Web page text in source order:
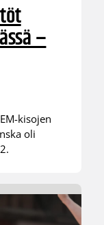
–
kisojen
oli